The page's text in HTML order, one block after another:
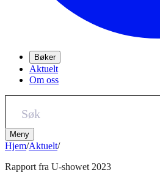
Bøker
Aktuelt
Om oss
Meny
Hjem/Aktuelt/
Rapport fra U-showet 2023